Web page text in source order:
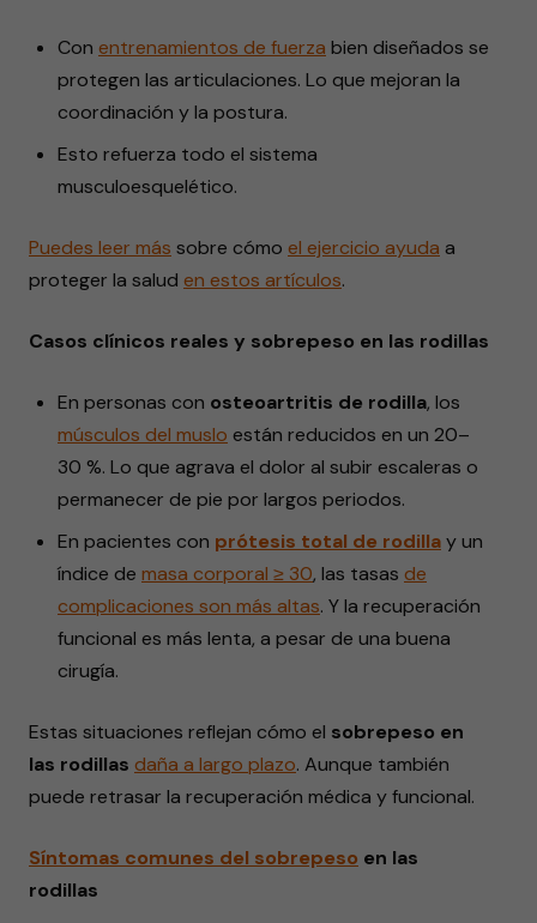
Con entrenamientos de fuerza bien diseñados se
protegen las articulaciones. Lo que mejoran la
coordinación y la postura.
Esto refuerza todo el sistema
musculoesquelético.
Puedes leer más sobre cómo el ejercicio ayuda a
proteger la salud en estos artículos.
Casos clínicos reales y sobrepeso en las rodillas
En personas con osteoartritis de rodilla, los
músculos del muslo están reducidos en un 20–
30 %. Lo que agrava el dolor al subir escaleras o
permanecer de pie por largos periodos.
En pacientes con prótesis total de rodillay un
índice de masa corporal ≥ 30, las tasas de
complicaciones son más altas. Y la recuperación
funcional es más lenta, a pesar de una buena
cirugía.
Estas situaciones reflejan cómo el sobrepeso en
las rodillas daña a largo plazo. Aunque también
puede retrasar la recuperación médica y funcional.
Síntomas comunes del sobrepeso en las
rodillas